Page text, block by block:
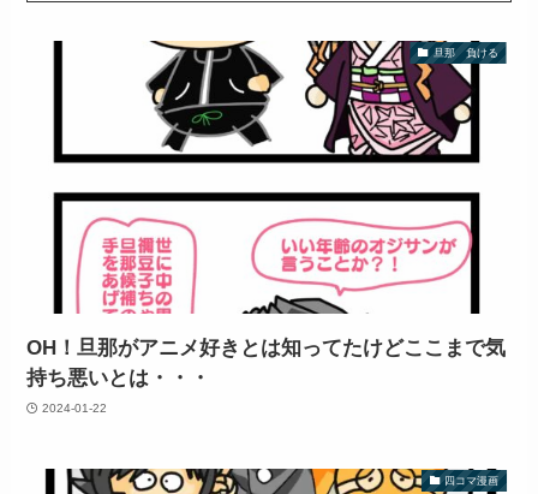
旦那 負ける
OH！旦那がアニメ好きとは知ってたけどここまで気
持ち悪いとは・・・
2024-01-22
四コマ漫画